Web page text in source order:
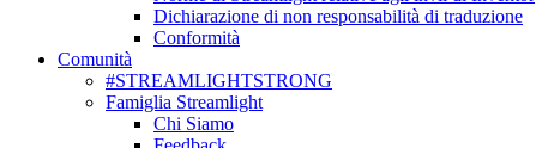
Dichiarazione di non responsabilità di traduzione
Conformità
Comunità
#STREAMLIGHTSTRONG
Famiglia Streamlight
Chi Siamo